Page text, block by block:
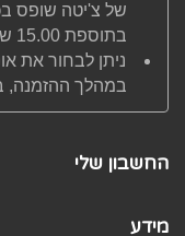
בתוספת 15.00 ש"ח.
ניתן לבחור את
במהלך ההזמנה,
החשבון שלי
מידע